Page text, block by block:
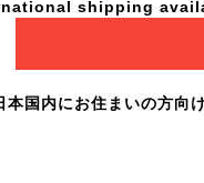
shipping
本国内にお住まいの方向